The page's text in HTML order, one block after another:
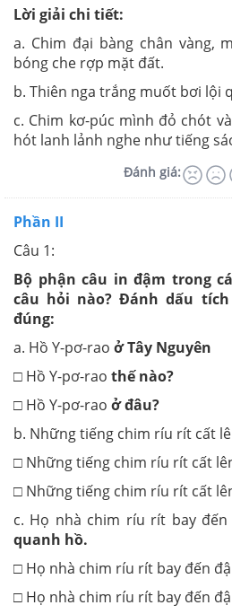
Lời giải chi tiết:
a. Chim đại bàng chân vàng,
bóng che rợp mặt đất.
b. Thiên nga trắng muốt bơi lội
c. Chim kơ-púc mình đỏ chót
hót lanh lảnh nghe như tiếng
Đánh giá:
Phần II
Câu 1:
Bộ phận câu in đậm trong
câu hỏi nào? Đánh dấu tích
đúng:
a. Hồ Y-pơ-rao ở Tây Nguyên
□ Hồ Y-pơ-rao thế nào?
□ Hồ Y-pơ-rao ở đâu?
b. Những tiếng chim ríu rít cất
□ Những tiếng chim ríu rít cất
□ Những tiếng chim ríu rít cất
c. Họ nhà chim ríu rít bay đến
quanh hồ.
□ Họ nhà chim ríu rít bay đến
□ Họ nhà chim ríu rít bay đến